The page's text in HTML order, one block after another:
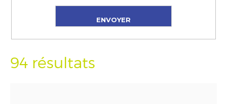
94 résultats